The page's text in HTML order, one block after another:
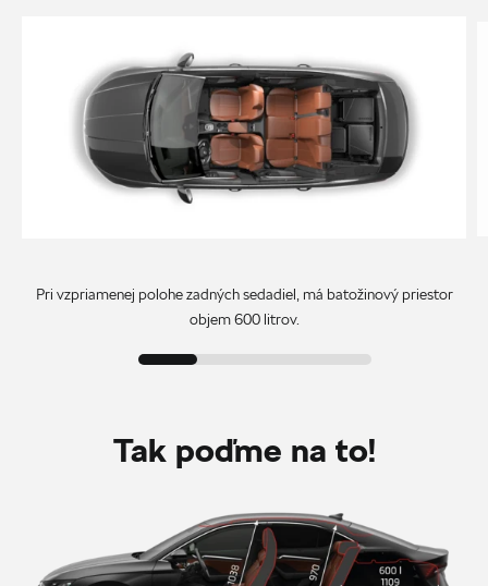
Pri vzpriamenej polohe zadných sedadiel, má batožinový priestor
objem 600 litrov.
Tak poďme na to!